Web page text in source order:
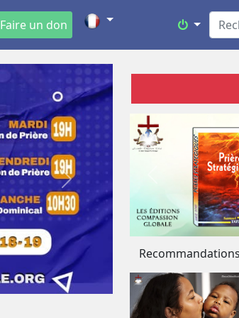
Faire un don
Next Previous
Recommandations